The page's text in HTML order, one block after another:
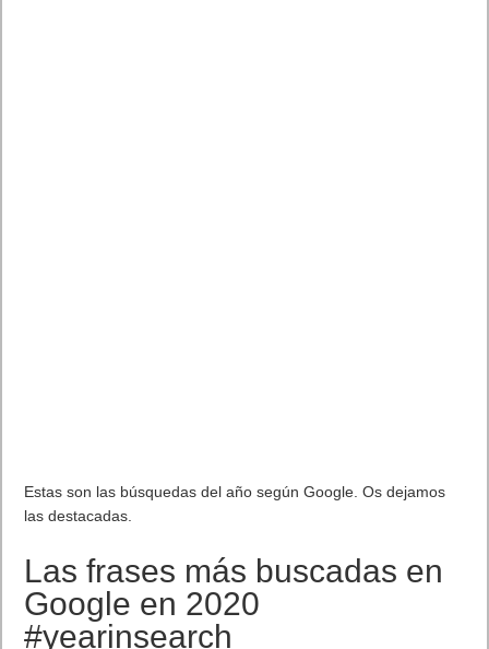
Estas son las búsquedas del año según Google. Os dejamos
las destacadas.
Las frases más buscadas en
Google en 2020
#yearinsearch